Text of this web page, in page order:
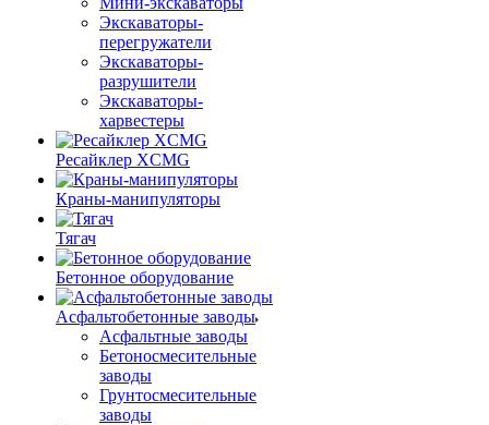
Экскаваторы-
перегружатели
Экскаваторы-
разрушители
Экскаваторы-
харвестеры
Ресайклер XCMG
Краны-манипуляторы
Тягач
Бетонное оборудование
Асфальтобетонные заводы
Асфальтные заводы
Бетоносмесительные
заводы
Грунтосмесительные
заводы